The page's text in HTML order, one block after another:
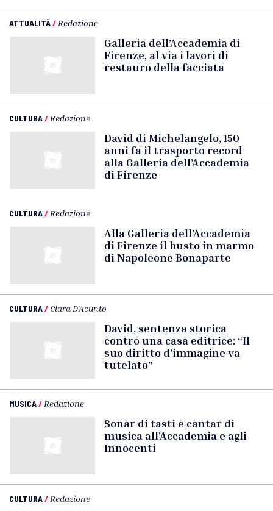
ATTUALITÀ/ Redazione
Galleria dell’Accademia di
Firenze, al via i lavori di
restauro della facciata
CULTURA/ Redazione
David di Michelangelo, 150
anni fa il trasporto record
alla Galleria dell’Accademia
di Firenze
CULTURA/ Redazione
Alla Galleria dell’Accademia
di Firenze il busto in marmo
di Napoleone Bonaparte
CULTURA/ Clara D'Acunto
David, sentenza storica
contro una casa editrice: “Il
suo diritto d’immagine va
tutelato”
MUSICA/ Redazione
Sonar di tasti e cantar di
musica all’Accademia e agli
Innocenti
CULTURA/ Redazione